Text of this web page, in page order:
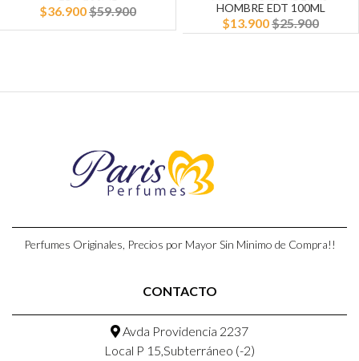
$36.900$59.900
HOMBRE EDT 100ML
$13.900$25.900
Perfumes Originales, Precios por Mayor Sin Minimo de Compra!!
CONTACTO
Avda Providencia 2237
Local P 15,Subterráneo (-2)